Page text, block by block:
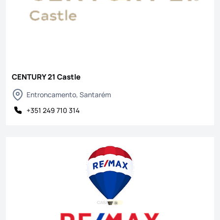
CENTURY 21 Castle
Entroncamento, Santarém
+351 249 710 314